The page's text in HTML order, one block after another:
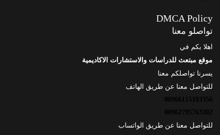
DMCA Policy
تواصلو معنا
اهلا بكم في
موقع مبتعث للدراسات والاستشارات الاكاديمية
يسرنا تواصلكم معنا
للتواصل معنا عن طريق الهاتف
00966115103356
00962795763302
للتواصل معنا عن طريق الواتساب